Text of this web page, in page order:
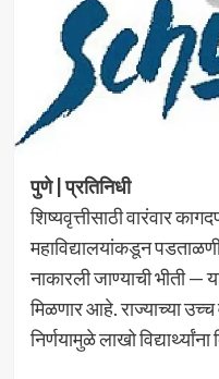
पुणे | प्रतिनिधी
शिष्यवृत्तीसाठी वारंवार
महाविद्यालयांकडून
नाकारली जाण्याची भीती —
मिळणार आहे. राज्याच्या
निर्णयामुळे लाखो